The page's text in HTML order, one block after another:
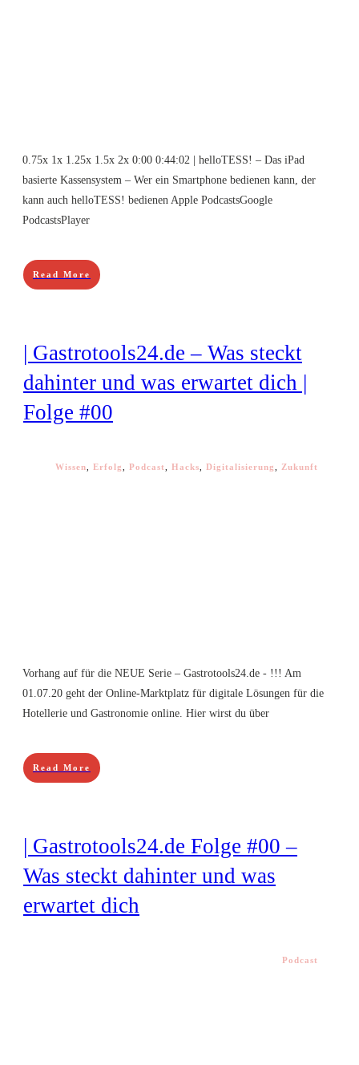
0.75x 1x 1.25x 1.5x 2x 0:00 0:44:02 | helloTESS! – Das iPad
basierte Kassensystem – Wer ein Smartphone bedienen kann, der
kann auch helloTESS! bedienen Apple PodcastsGoogle
PodcastsPlayer
Read More
| Gastrotools24.de – Was steckt
dahinter und was erwartet dich |
Folge #00
Wissen Erfolg Podcast Hacks Digitalisierung Zukunft
Vorhang auf für die NEUE Serie – Gastrotools24.de - !!! Am
01.07.20 geht der Online-Marktplatz für digitale Lösungen für die
Hotellerie und Gastronomie online. Hier wirst du über
Read More
| Gastrotools24.de Folge #00 –
Was steckt dahinter und was
erwartet dich
Podcast